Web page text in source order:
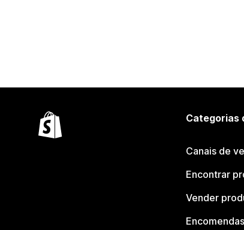
Categorias
Canais de
Encontrar
Vender